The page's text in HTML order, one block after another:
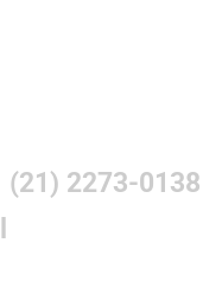
(21) 2273-0138